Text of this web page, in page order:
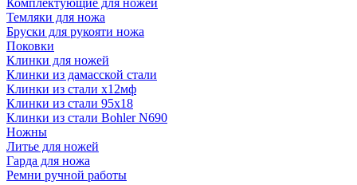
Комплектующие для ножей
Темляки для ножа
Бруски для рукояти ножа
Поковки
Клинки для ножей
Клинки из дамасской стали
Клинки из стали х12мф
Клинки из стали 95х18
Клинки из стали Bohler N690
Ножны
Литье для ножей
Гарда для ножа
Ремни ручной работы